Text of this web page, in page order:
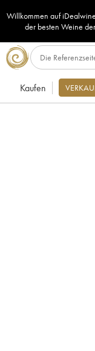
Willkommen auf
der besten Weine
Kaufen